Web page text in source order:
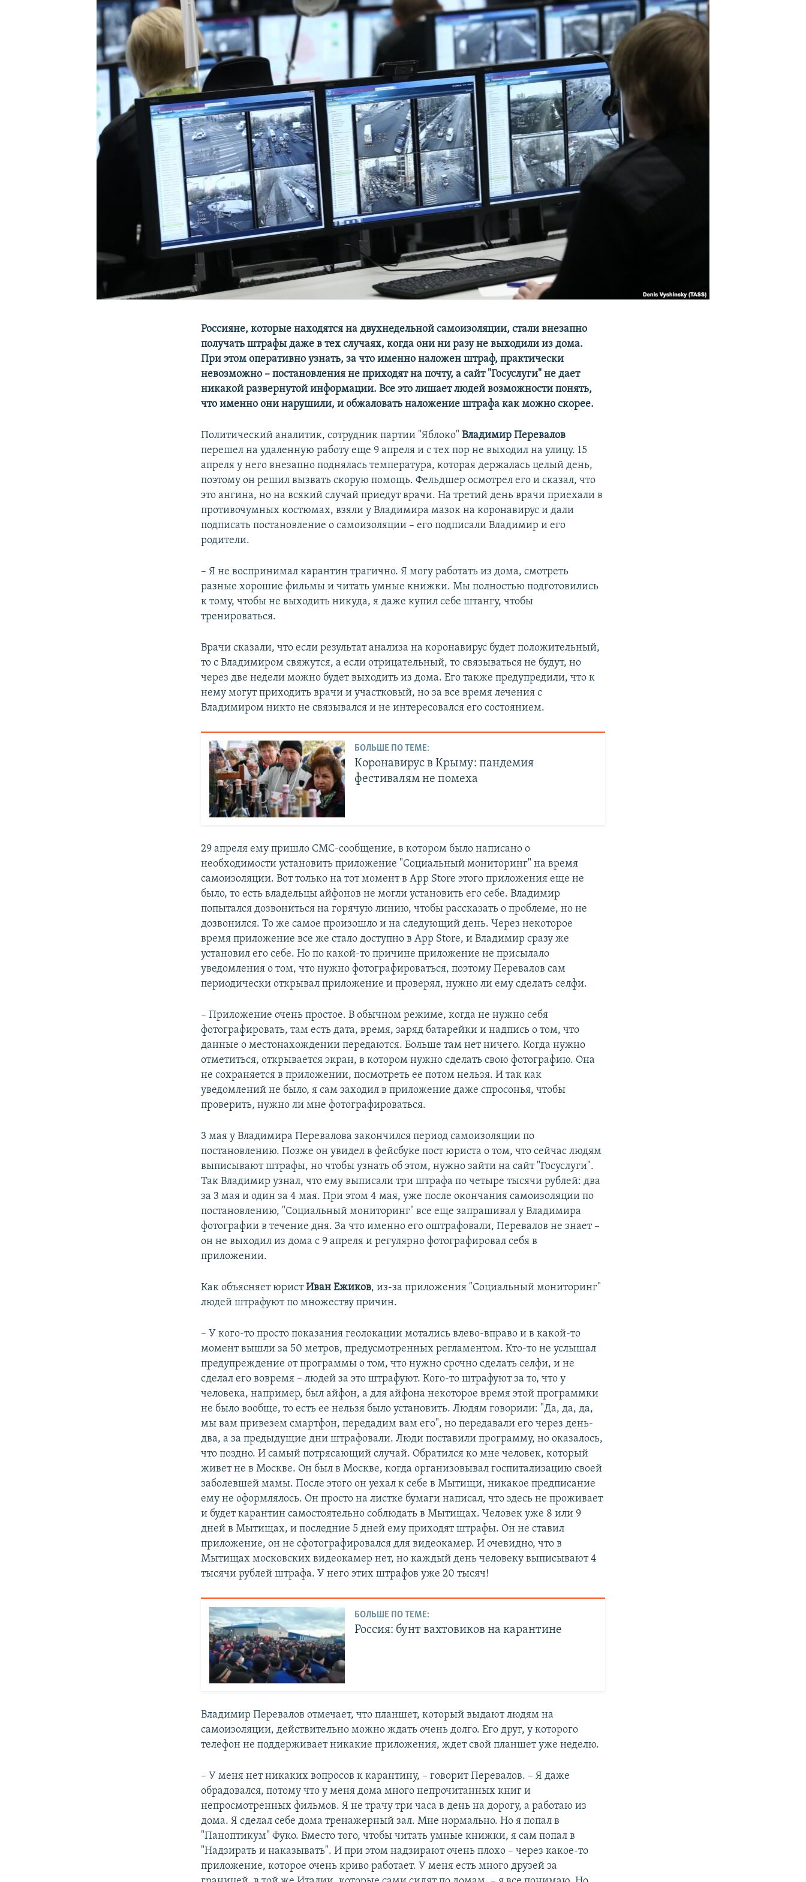
КРЫМ.НЕПОКОРЕННЫЙ
УКРАИНСКАЯ ПРОБЛЕМА КРЫМА
Россияне, которые находятся на двухнедельной самоизоляции, стали внезапно
получать штрафы даже в тех случаях, когда они ни разу не выходили из дома.
При этом оперативно узнать, за что именно наложен штраф, практически
невозможно – постановления не приходят на почту, а сайт "Госуслуги" не дает
никакой развернутой информации. Все это лишает людей возможности понять,
что именно они нарушили, и обжаловать наложение штрафа как можно скорее.
Политический аналитик, сотрудник партии "Яблоко"Владимир Перевалов
перешел на удаленную работу еще 9 апреля и с тех пор не выходил на улицу. 15
апреля у него внезапно поднялась температура, которая держалась целый день,
поэтому он решил вызвать скорую помощь. Фельдшер осмотрел его и сказал, что
это ангина, но на всякий случай приедут врачи. На третий день врачи приехали в
противочумных костюмах, взяли у Владимира мазок на коронавирус и дали
подписать постановление о самоизоляции – его подписали Владимир и его
родители.
– Я не воспринимал карантин трагично. Я могу работать из дома, смотреть
разные хорошие фильмы и читать умные книжки. Мы полностью подготовились
к тому, чтобы не выходить никуда, я даже купил себе штангу, чтобы
тренироваться.
Врачи сказали, что если результат анализа на коронавирус будет положительный,
то с Владимиром свяжутся, а если отрицательный, то связываться не будут, но
через две недели можно будет выходить из дома. Его также предупредили, что к
нему могут приходить врачи и участковый, но за все время лечения с
Владимиром никто не связывался и не интересовался его состоянием.
БОЛЬШЕ ПО ТЕМЕ:
Коронавирус в Крыму: пандемия
фестивалям не помеха
29 апреля ему пришло СМС-сообщение, в котором было написано о
необходимости установить приложение "Социальный мониторинг" на время
самоизоляции. Вот только на тот момент в App Store этого приложения еще не
было, то есть владельцы айфонов не могли установить его себе. Владимир
попытался дозвониться на горячую линию, чтобы рассказать о проблеме, но не
дозвонился. То же самое произошло и на следующий день. Через некоторое
время приложение все же стало доступно в App Store, и Владимир сразу же
установил его себе. Но по какой-то причине приложение не присылало
уведомления о том, что нужно фотографироваться, поэтому Перевалов сам
периодически открывал приложение и проверял, нужно ли ему сделать селфи.
– Приложение очень простое. В обычном режиме, когда не нужно себя
фотографировать, там есть дата, время, заряд батарейки и надпись о том, что
данные о местонахождении передаются. Больше там нет ничего. Когда нужно
отметиться, открывается экран, в котором нужно сделать свою фотографию. Она
не сохраняется в приложении, посмотреть ее потом нельзя. И так как
уведомлений не было, я сам заходил в приложение даже спросонья, чтобы
проверить, нужно ли мне фотографироваться.
3 мая у Владимира Перевалова закончился период самоизоляции по
постановлению. Позже он увидел в фейсбуке пост юриста о том, что сейчас людям
выписывают штрафы, но чтобы узнать об этом, нужно зайти на сайт "Госуслуги".
Так Владимир узнал, что ему выписали три штрафа по четыре тысячи рублей: два
за 3 мая и один за 4 мая. При этом 4 мая, уже после окончания самоизоляции по
постановлению, "Социальный мониторинг" все еще запрашивал у Владимира
фотографии в течение дня. За что именно его оштрафовали, Перевалов не знает –
он не выходил из дома с 9 апреля и регулярно фотографировал себя в
приложении.
Как объясняет юристИван Ежиков, из-за приложения "Социальный мониторинг"
людей штрафуют по множеству причин.
– У кого-то просто показания геолокации мотались влево-вправо и в какой-то
момент вышли за 50 метров, предусмотренных регламентом. Кто-то не услышал
предупреждение от программы о том, что нужно срочно сделать селфи, и не
сделал его вовремя – людей за это штрафуют. Кого-то штрафуют за то, что у
человека, например, был айфон, а для айфона некоторое время этой программки
не было вообще, то есть ее нельзя было установить. Людям говорили: "Да, да, да,
мы вам привезем смартфон, передадим вам его", но передавали его через день-
два, а за предыдущие дни штрафовали. Люди поставили программу, но оказалось,
что поздно. И самый потрясающий случай. Обратился ко мне человек, который
живет не в Москве. Он был в Москве, когда организовывал госпитализацию своей
заболевшей мамы. После этого он уехал к себе в Мытищи, никакое предписание
ему не оформлялось. Он просто на листке бумаги написал, что здесь не проживает
и будет карантин самостоятельно соблюдать в Мытищах. Человек уже 8 или 9
дней в Мытищах, и последние 5 дней ему приходят штрафы. Он не ставил
приложение, он не сфотографировался для видеокамер. И очевидно, что в
Мытищах московских видеокамер нет, но каждый день человеку выписывают 4
тысячи рублей штрафа. У него этих штрафов уже 20 тысяч!
БОЛЬШЕ ПО ТЕМЕ:
Россия: бунт вахтовиков на карантине
Владимир Перевалов отмечает, что планшет, который выдают людям на
самоизоляции, действительно можно ждать очень долго. Его друг, у которого
телефон не поддерживает никакие приложения, ждет свой планшет уже неделю.
– У меня нет никаких вопросов к карантину, – говорит Перевалов. – Я даже
обрадовался, потому что у меня дома много непрочитанных книг и
непросмотренных фильмов. Я не трачу три часа в день на дорогу, а работаю из
дома. Я сделал себе дома тренажерный зал. Мне нормально. Но я попал в
"Паноптикум" Фуко. Вместо того, чтобы читать умные книжки, я сам попал в
"Надзирать и наказывать". И при этом надзирают очень плохо – через какое-то
приложение, которое очень криво работает. У меня есть много друзей за